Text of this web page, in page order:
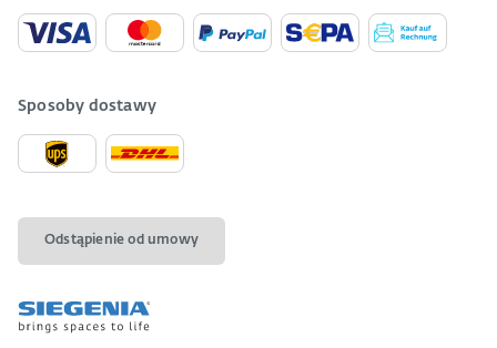
Sposoby dostawy
Odstąpienie od umowy